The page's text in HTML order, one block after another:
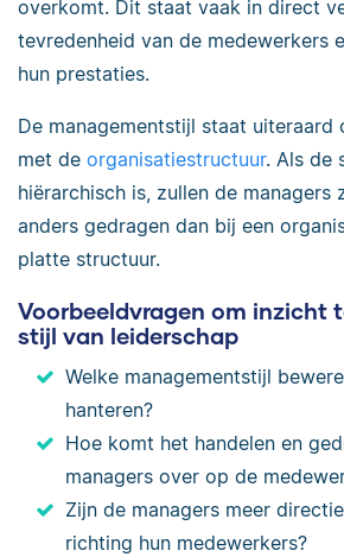
overkomt. Dit staat vaak in direct
tevredenheid van de medewerkers
hun prestaties.
De managementstijl staat uiteraard
met de organisatiestructuur. Als de
hiërarchisch is, zullen de managers
anders gedragen dan bij een
platte structuur.
Voorbeeldvragen om inzicht
stijl van leiderschap
Welke managementstijl
hanteren?
Hoe komt het handelen en
managers over op de
Zijn de managers meer
richting hun medewerkers?